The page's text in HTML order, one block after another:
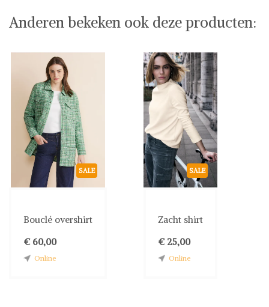
Anderen bekeken ook deze producten:
SALE
Bouclé overshirt
€ 60,00
Online
SALE
Zacht shirt
€ 25,00
Online